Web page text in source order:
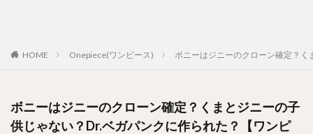
HOME Onepiece(ワンピース) ボニーはジニーのクローン確定？
ボニーはジニーのクローン確定？くまとジニーの子
供じゃない？Dr.ベガパンクに作られた？【ワンピ